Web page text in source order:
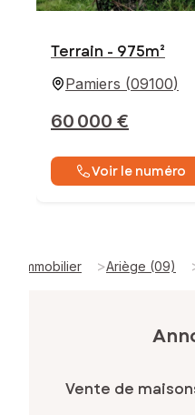
Terrain - 975m²
Pamiers (09100)
60 000 €
Voir le numéro
Immobilier >Ariège (09)
Vente de